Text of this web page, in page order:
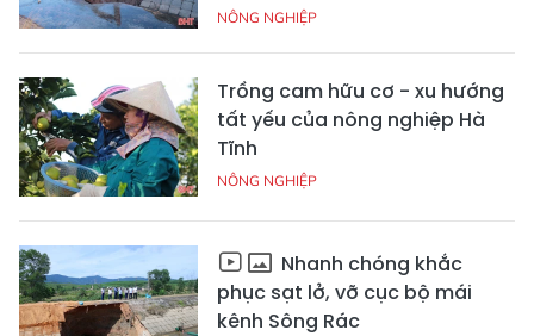
NÔNG NGHIỆP
Trồng cam hữu cơ - xu hướng
tất yếu của nông nghiệp Hà
Tĩnh
NÔNG NGHIỆP
Nhanh chóng khắc
phục sạt lở, vỡ cục bộ mái
kênh Sông Rác